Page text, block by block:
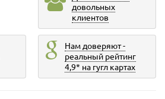
довольных
клиентов
Нам доверяют -
реальный рейтинг
4,9* на гугл картах